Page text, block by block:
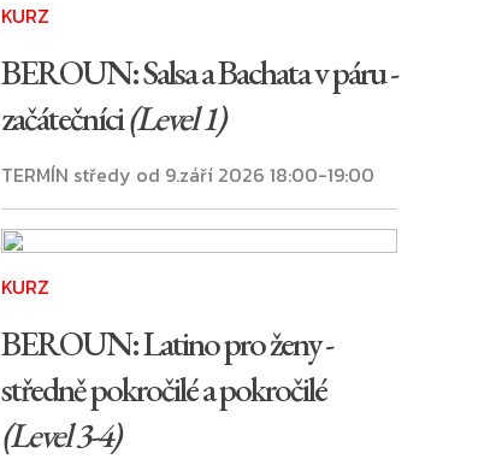
KURZ
BEROUN: Salsa a Bachata v páru -
začátečníci(Level 1)
TERMÍN středy od 9.září 2026 18:00-19:00
KURZ
BEROUN: Latino pro ženy -
středně pokročilé a pokročilé
(Level 3-4)